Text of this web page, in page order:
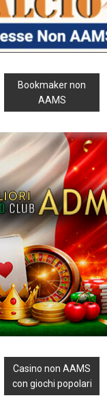
Bookmaker non
AAMS
Casino non AAMS
con giochi popolari